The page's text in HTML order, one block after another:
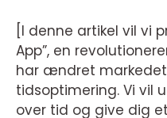
[I denne artikel vil vi
App”, en
har ændret
tidsoptimering. Vi vil
over tid og give dig